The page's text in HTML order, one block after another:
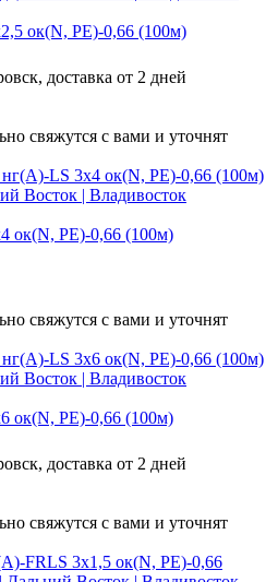
ок(N, PE)-0,66 (100м)
доставка от 2 дней
свяжутся с вами и уточнят
ок(N, PE)-0,66 (100м)
свяжутся с вами и уточнят
ок(N, PE)-0,66 (100м)
доставка от 2 дней
свяжутся с вами и уточнят